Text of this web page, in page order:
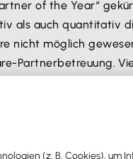
of the Year“
als auch quantitativ
nicht möglich